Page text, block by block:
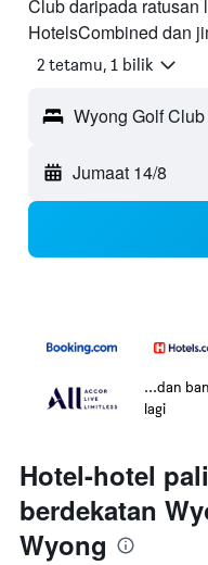
Club daripada ratusan
HotelsCombined dan
2 tetamu, 1 bilik
Wyong Golf
Jumaat 14/8
...dan
lagi
Hotel-hotel
berdekatan
Wyong